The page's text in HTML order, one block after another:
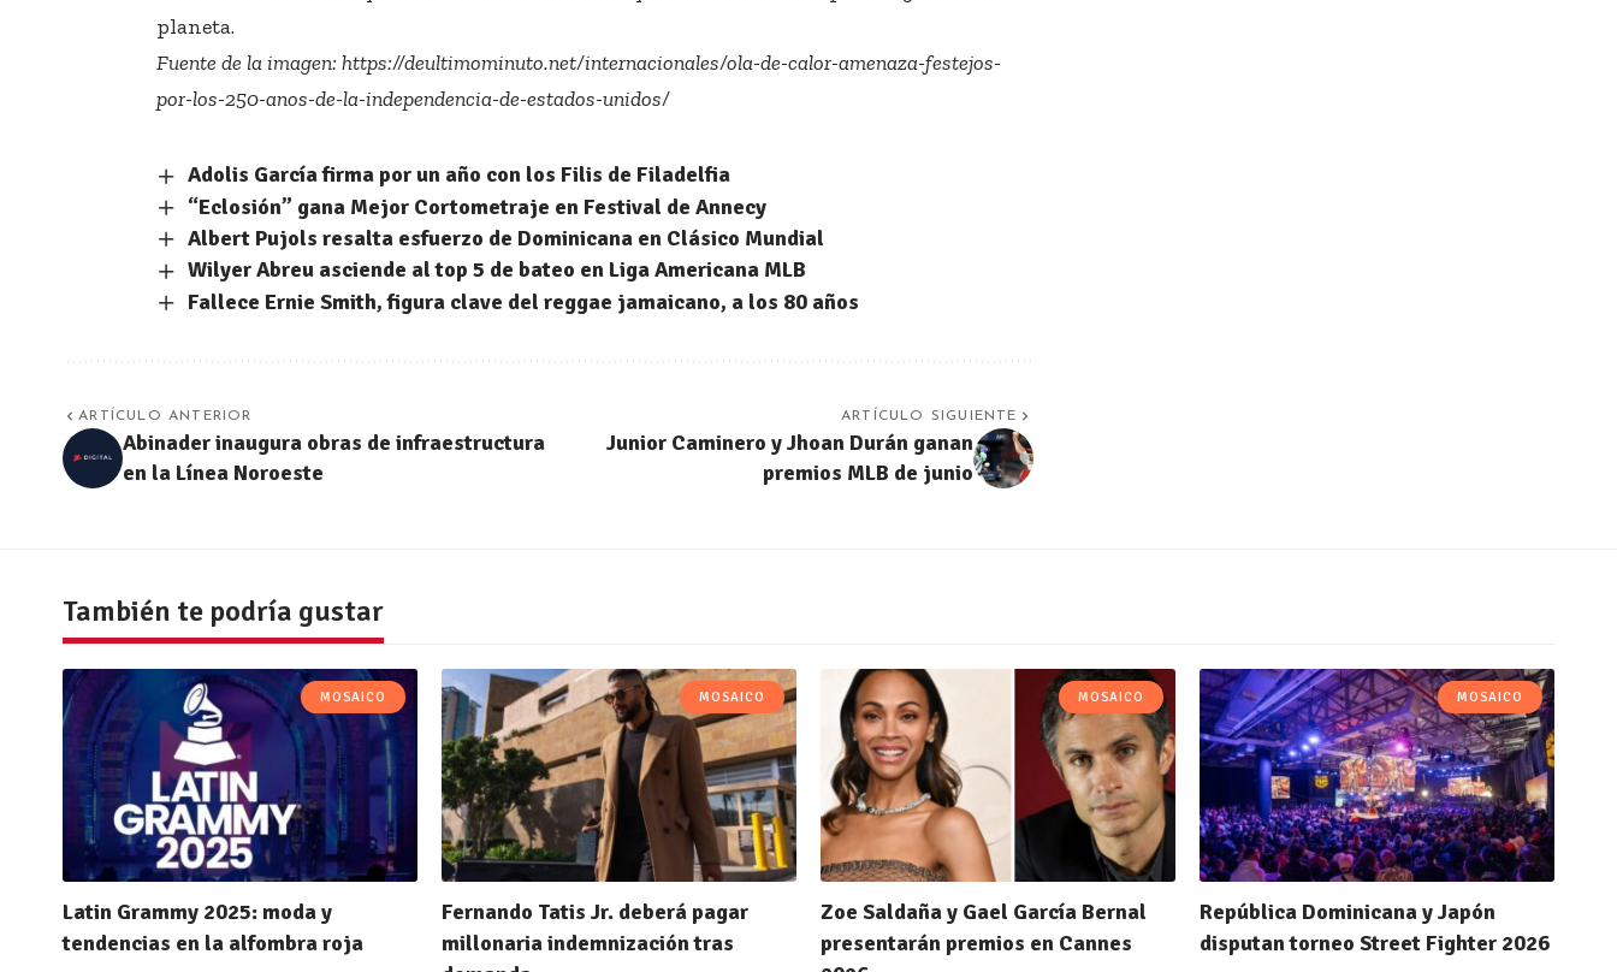
planeta.
Fuente de la imagen: https://deultimominuto.net/internacionales/ola-de-calor-amenaza-festejos-
por-los-250-anos-de-la-independencia-de-estados-unidos/
Adolis García firma por un año con los Filis de Filadelfia
“Eclosión” gana Mejor Cortometraje en Festival de Annecy
Albert Pujols resalta esfuerzo de Dominicana en Clásico Mundial
Wilyer Abreu asciende al top 5 de bateo en Liga Americana MLB
Fallece Ernie Smith, figura clave del reggae jamaicano, a los 80 años
ARTÍCULO ANTERIOR
Abinader inaugura obras de infraestructura
en la Línea Noroeste
ARTÍCULO SIGUIENTE
Junior Caminero y Jhoan Durán ganan
premios MLB de junio
También te podría gustar
MOSAICO
Latin Grammy 2025: moda y
tendencias en la alfombra roja
MOSAICO
Fernando Tatis Jr. deberá pagar
millonaria indemnización tras
MOSAICO
Zoe Saldaña y Gael García Bernal
presentarán premios en Cannes
MOSAICO
República Dominicana y Japón
disputan torneo Street Fighter 2026